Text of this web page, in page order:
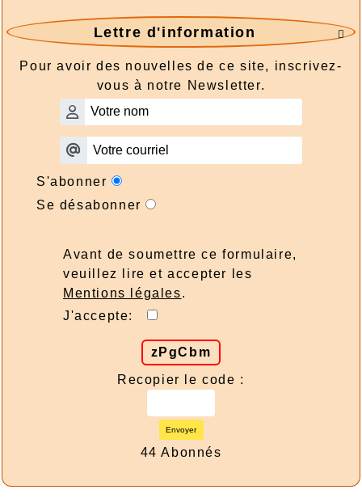

Lettre d'information
Pour avoir des nouvelles de ce site, inscrivez-
vous à notre Newsletter.
S'abonner
Se désabonner
Avant de soumettre ce formulaire,
veuillez lire et accepter les
Mentions légales.
J'accepte:
zPgCbm
Recopier le code :
Envoyer
44 Abonnés